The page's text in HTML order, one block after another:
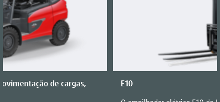
de cargas, E10